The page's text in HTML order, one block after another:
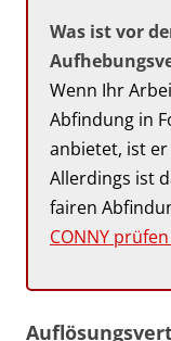
Was ist vor
Wenn Ihr
Abfindung in
anbietet, ist
Allerdings ist
fairen
CONNY